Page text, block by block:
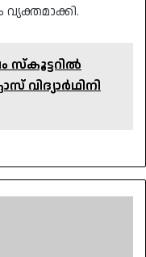
സ്‌കൂട്ടറിൽ
വിദ്യാർഥിനി